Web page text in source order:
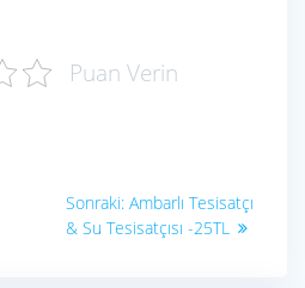
Puan Verin
Sonraki: Sonraki
yazı:
Ambarlı Tesisatçı
& Su Tesisatçısı -25TL